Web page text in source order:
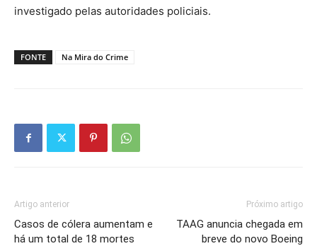
investigado pelas autoridades policiais.
FONTE Na Mira do Crime
Artigo anterior
Casos de cólera aumentam e
há um total de 18 mortes
Próximo artigo
TAAG anuncia chegada em
breve do novo Boeing